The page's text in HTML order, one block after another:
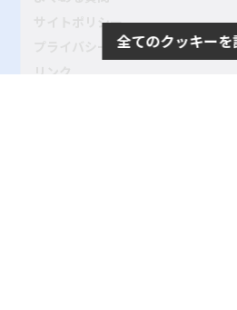
サイトポリシー
プライバシーポリシー
リンク
全てのクッキーを